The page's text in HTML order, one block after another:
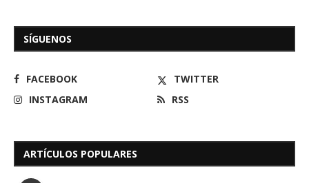
SÍGUENOS
FACEBOOK
TWITTER
INSTAGRAM
RSS
ARTÍCULOS POPULARES